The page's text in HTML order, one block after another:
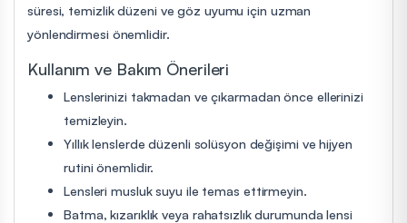
süresi, temizlik düzeni ve göz uyumu için uzman
yönlendirmesi önemlidir.
Kullanım ve Bakım Önerileri
Lenslerinizi takmadan ve çıkarmadan önce ellerinizi
temizleyin.
Yıllık lenslerde düzenli solüsyon değişimi ve hijyen
rutini önemlidir.
Lensleri musluk suyu ile temas ettirmeyin.
Batma, kızarıklık veya rahatsızlık durumunda lensi